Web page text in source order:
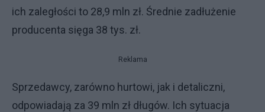
ich zaległości to 28,9 mln zł. Średnie zadłużenie
producenta sięga 38 tys. zł.
Reklama
Sprzedawcy, zarówno hurtowi, jak i detaliczni,
odpowiadają za 39 mln zł długów. Ich sytuacja